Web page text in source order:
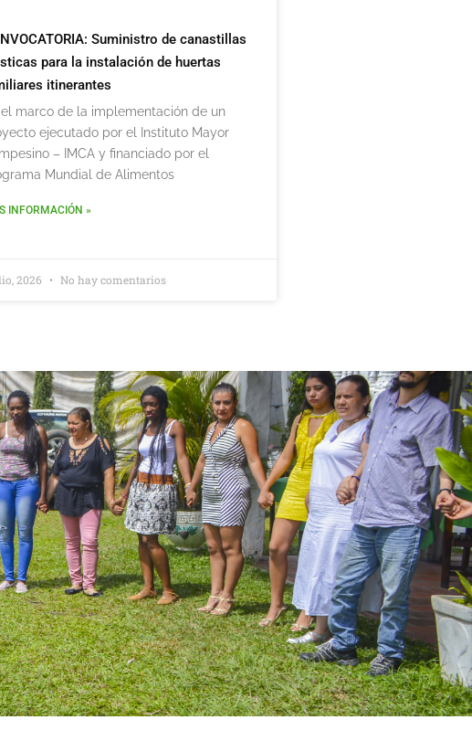
Suministro de canastillas
para la instalación de huertas
itinerantes
el marco de la implementación de un
ejecutado por el Instituto Mayor
– IMCA y financiado por el
Mundial de Alimentos
INFORMACIÓN »
2026 No hay comentarios